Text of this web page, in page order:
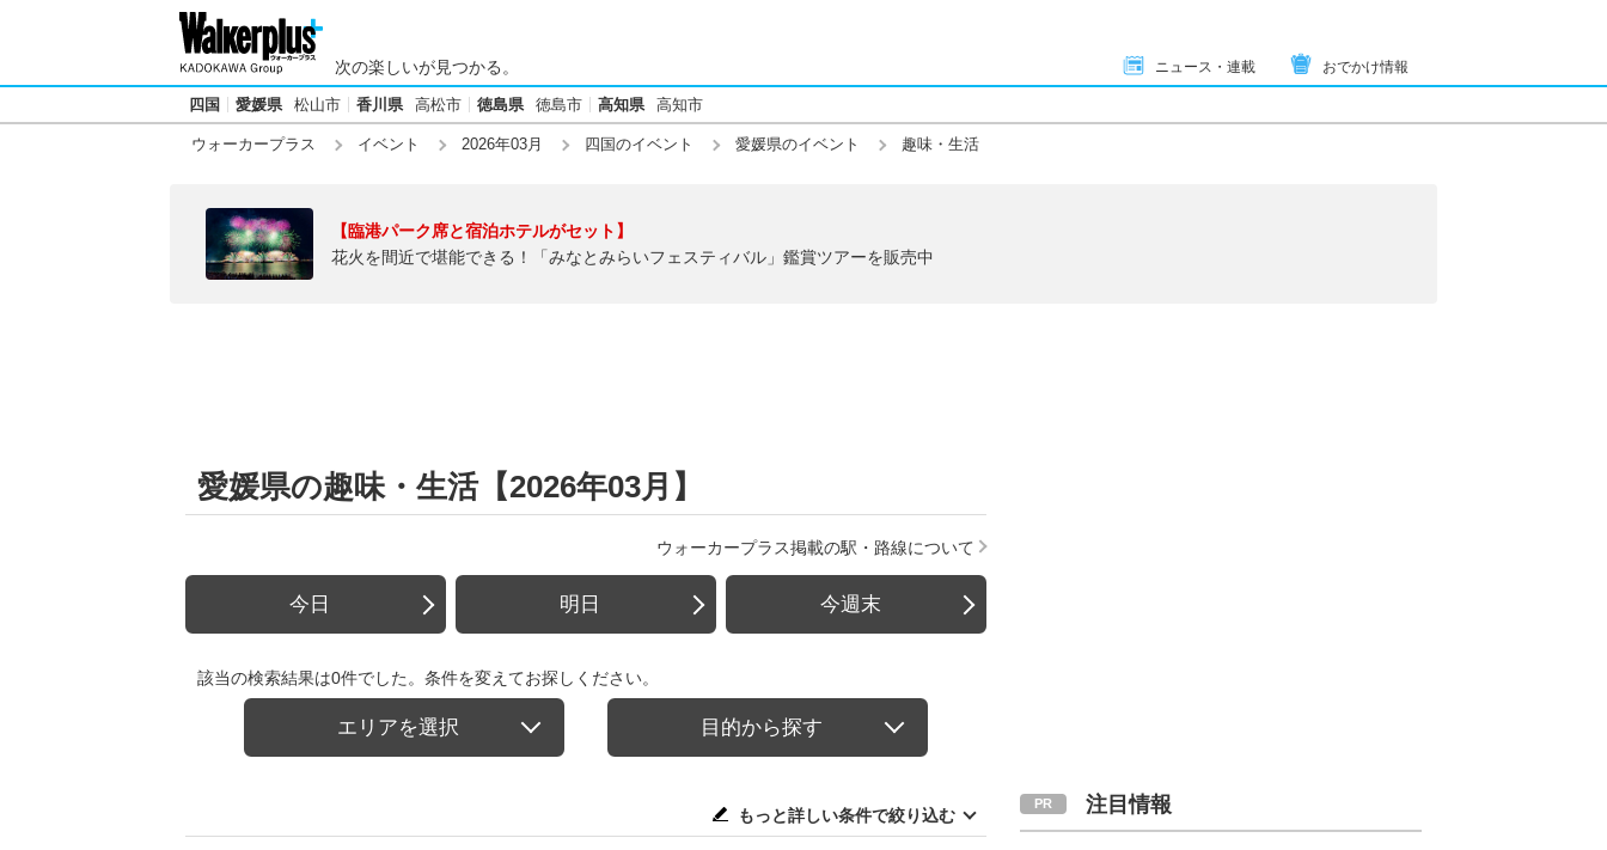
次の楽しいが見つかる。 ニュース・連載 おでかけ情報
四国 愛媛県 松山市 香川県 高松市 徳島県 徳島市 高知県 高知市
ウォーカープラス イベント 2026年03月 四国のイベント 愛媛県のイベント 趣味・生活
【臨港パーク席と宿泊ホテルがセット】
花火を間近で堪能できる！「みなとみらいフェスティバル」鑑賞ツアーを販売中
愛媛県の趣味・生活【2026年03月】
ウォーカープラス掲載の駅・路線について
今日 明日 今週末
該当の検索結果は0件でした。条件を変えてお探しください。
エリアを選択 目的から探す
もっと詳しい条件で絞り込む 注目情報